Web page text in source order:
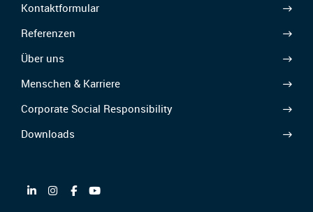
Kontaktformular
Referenzen
Über uns
Menschen & Karriere
Corporate Social Responsibility
Downloads